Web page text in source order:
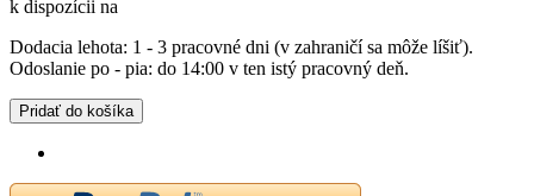
k dispozícii na
Dodacia lehota: 1 - 3 pracovné dni (v zahraničí sa môže líšiť).
Odoslanie po - pia: do 14:00 v ten istý pracovný deň.
Pridať do košíka